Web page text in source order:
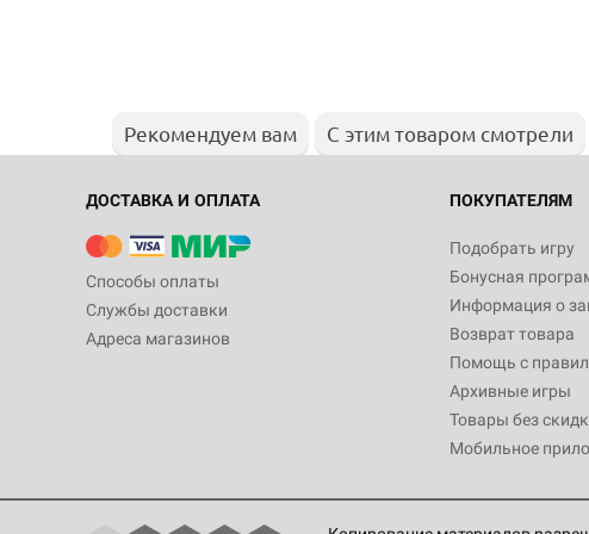
Рекомендуем вам С этим товаром смотрели
ДОСТАВКА И ОПЛАТА
Способы оплаты
Службы доставки
Адреса магазинов
ПОКУПАТЕЛЯМ
Подобрать игру
Бонусная
Информация о
Возврат товара
Помощь с
Архивные игры
Товары без
Мобильное